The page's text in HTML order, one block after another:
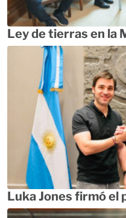
Ley de tierras en la
Luka Jones firmó el